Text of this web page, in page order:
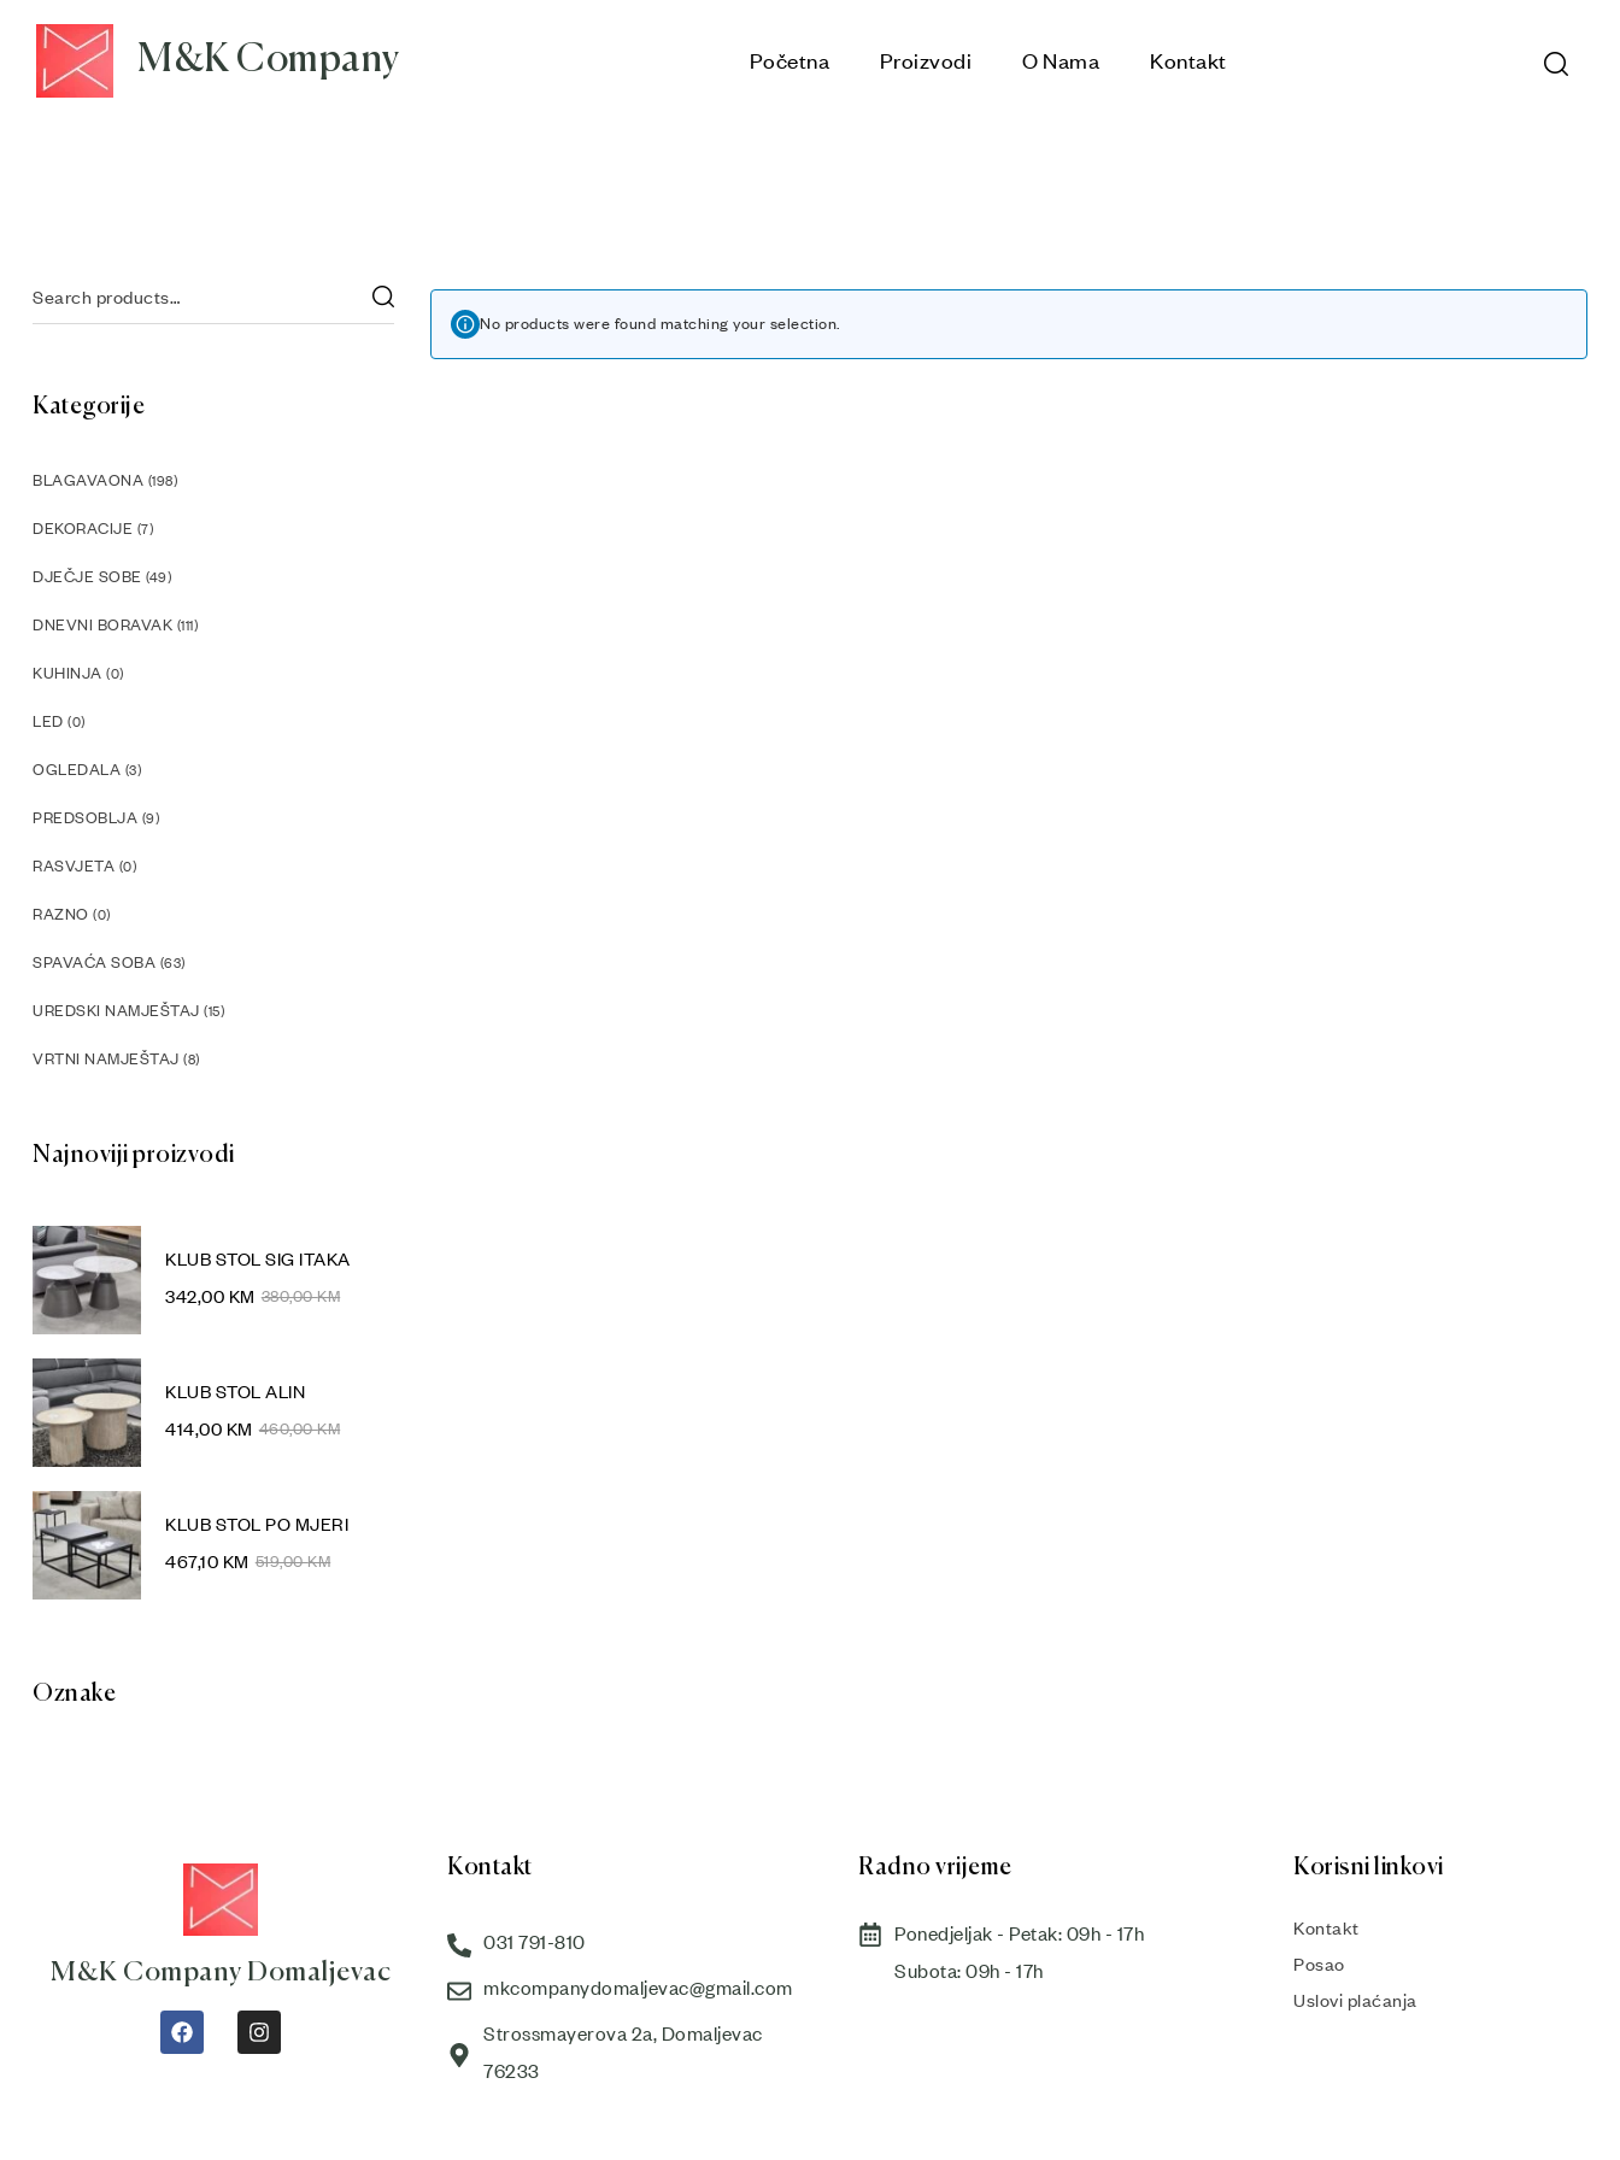
M&K Company Početna Proizvodi O Nama Kontakt
No products were found matching your selection.
Kategorije
BLAGAVAONA (198)
DEKORACIJE (7)
DJEČJE SOBE (49)
DNEVNI BORAVAK (111)
KUHINJA (0)
LED (0)
OGLEDALA (3)
PREDSOBLJA (9)
RASVJETA (0)
RAZNO (0)
SPAVAĆA SOBA (63)
UREDSKI NAMJEŠTAJ (15)
VRTNI NAMJEŠTAJ (8)
Najnoviji proizvodi
KLUB STOL SIG ITAKA
380,00KM
342,00 KM
KLUB STOL ALIN
460,00KM
414,00 KM
KLUB STOL PO MJERI
519,00KM
467,10 KM
Oznake
M&K Company Domaljevac
Kontakt
031 791-810
mkcompanydomaljevac@gmail.com
Strossmayerova 2a, Domaljevac
76233
Radno vrijeme
Ponedjeljak - Petak: 09h - 17h
Subota: 09h - 17h​
Korisni linkovi
Kontakt
Posao
Uslovi plaćanja